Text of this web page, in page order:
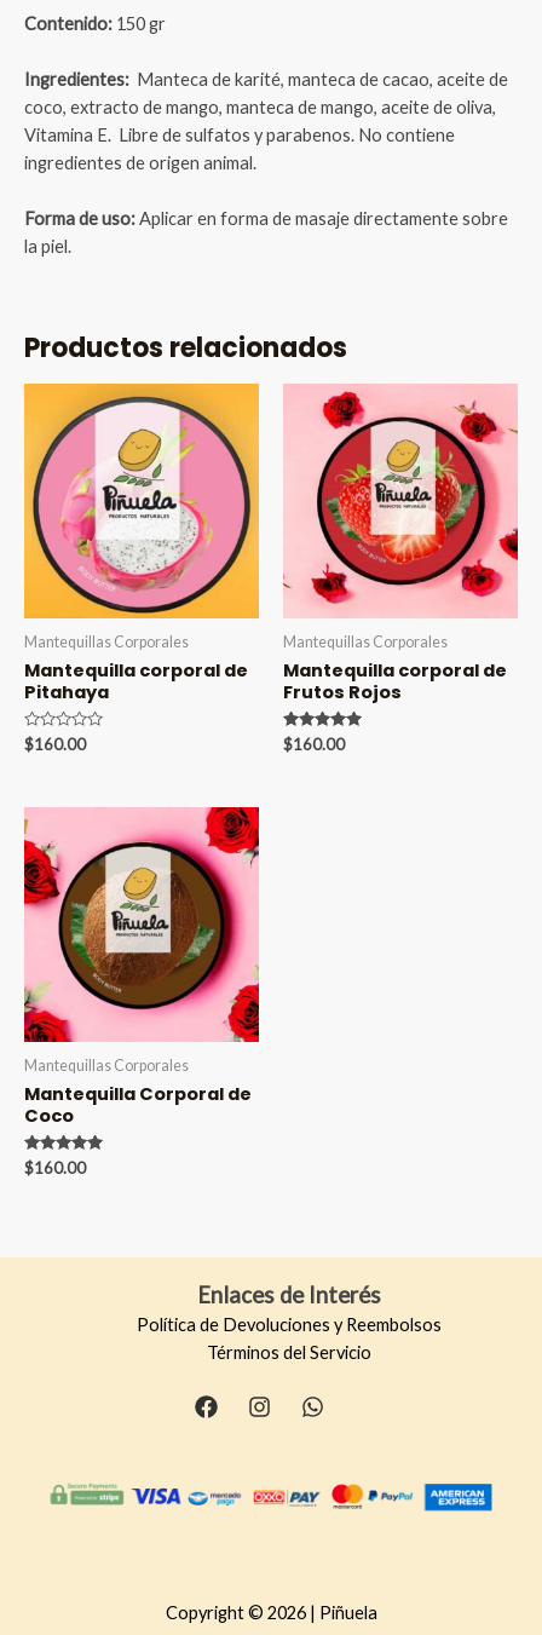
Contenido: 150 gr
Ingredientes: Manteca de karité, manteca de cacao, aceite de
coco, extracto de mango, manteca de mango, aceite de oliva,
Vitamina E. Libre de sulfatos y parabenos. No contiene
ingredientes de origen animal.
Forma de uso:Aplicar en forma de masaje directamente sobre
la piel.
Productos relacionados
Mantequillas Corporales
Mantequilla corporal de
Pitahaya
Valorado
en
$160.00
Mantequillas Corporales
Mantequilla corporal de
Frutos Rojos
Valorado en
5.00
$160.00
Mantequillas Corporales
Mantequilla Corporal de
Coco
Valorado en
5.00
$160.00
Enlaces de Interés
Política de Devoluciones y Reembolsos
Términos del Servicio
Copyright © 2026 | Piñuela